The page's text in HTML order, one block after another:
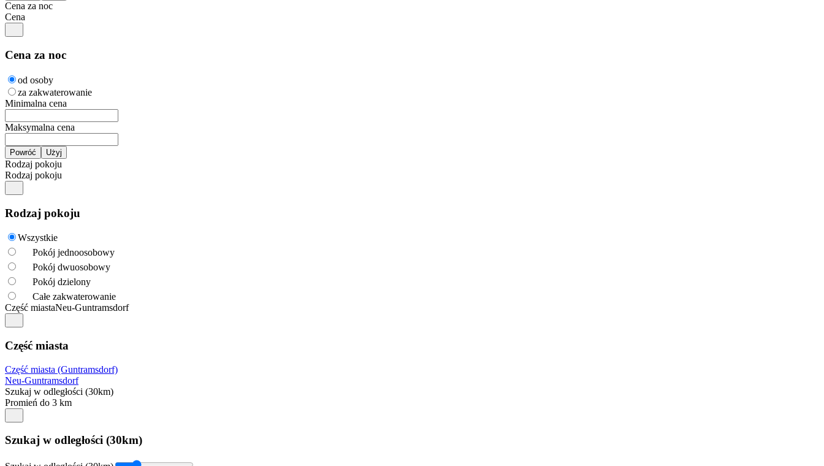
Cena za noc
Cena
Cena za noc
od osoby
za zakwaterowanie
Minimalna cena
Maksymalna cena
Rodzaj pokoju
Rodzaj pokoju
Rodzaj pokoju
Wszystkie
Pokój jednoosobowy
Pokój dwuosobowy
Pokój dzielony
Całe zakwaterowanie
Część miastaNeu-Guntramsdorf
Część miasta
Część miasta (Guntramsdorf)
Neu-Guntramsdorf
Szukaj w odległości (30km)
Promień do 3 km
Szukaj w odległości (30km)